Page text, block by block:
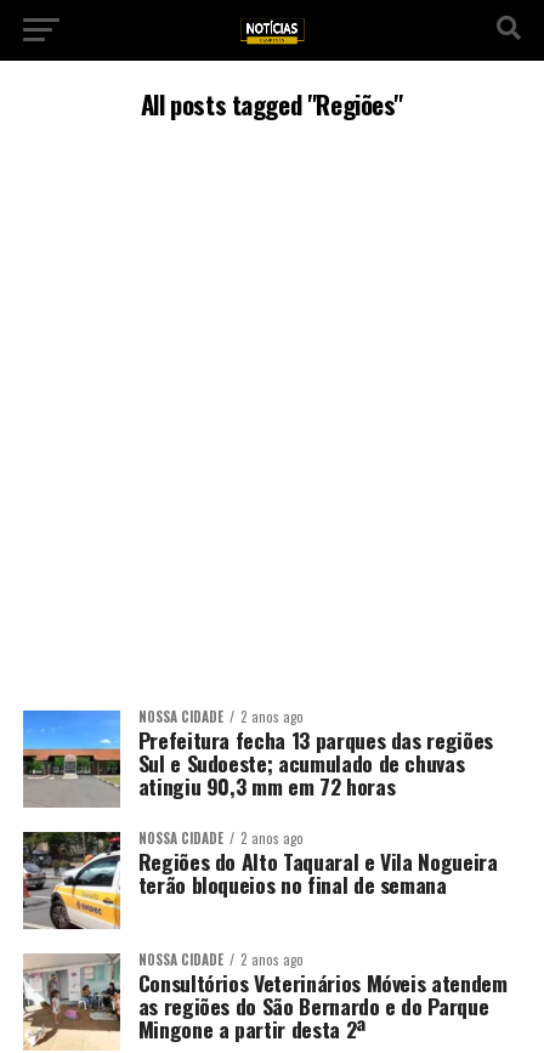
All posts tagged "Regiões"
NOSSA CIDADE 2 anos ago
Prefeitura fecha 13 parques das regiões
Sul e Sudoeste; acumulado de chuvas
atingiu 90,3 mm em 72 horas
NOSSA CIDADE 2 anos ago
Regiões do Alto Taquaral e Vila Nogueira
terão bloqueios no final de semana
NOSSA CIDADE 2 anos ago
Consultórios Veterinários Móveis atendem
as regiões do São Bernardo e do Parque
Mingone a partir desta 2ª